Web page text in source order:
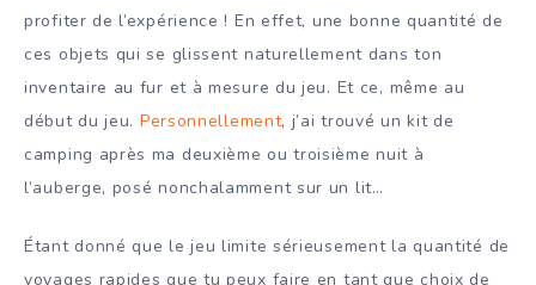
profiter de l’expérience ! En effet, une bonne quantité de
ces objets qui se glissent naturellement dans ton
inventaire au fur et à mesure du jeu. Et ce, même au
début du jeu. Personnellement, j’ai trouvé un kit de
camping après ma deuxième ou troisième nuit à
l’auberge, posé nonchalamment sur un lit…
Étant donné que le jeu limite sérieusement la quantité de
voyages rapides que tu peux faire en tant que choix de